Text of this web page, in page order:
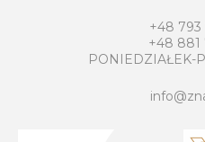
+48 793
+48 881
PONIEDZIAŁEK-